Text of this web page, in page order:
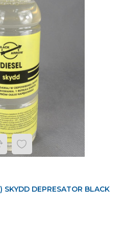
DEPRESATOR BLACK